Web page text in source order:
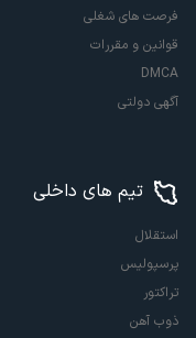
فرصت های شغلی
قوانین و مقررات
DMCA
آگهی دولتی
تیم های داخلی
استقلال
پرسپولیس
تراکتور
ذوب آهن